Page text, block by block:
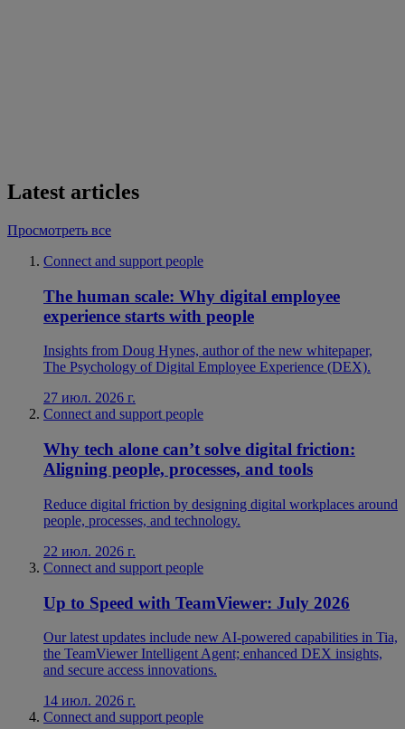
Latest articles
Просмотреть все
Connect and support people
The human scale: Why digital employee
experience starts with people
Insights from Doug Hynes, author of the new whitepaper,
The Psychology of Digital Employee Experience (DEX).
27 июл. 2026 г.
Connect and support people
Why tech alone can’t solve digital friction:
Aligning people, processes, and tools
Reduce digital friction by designing digital workplaces around
people, processes, and technology.
22 июл. 2026 г.
Connect and support people
Up to Speed with TeamViewer: July 2026
Our latest updates include new AI-powered capabilities in Tia,
the TeamViewer Intelligent Agent; enhanced DEX insights,
and secure access innovations.
14 июл. 2026 г.
Connect and support people